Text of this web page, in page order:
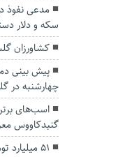
مدعی نفوذ
سکه و دلار
کشاورزان
چهارشنبه در
اسب‌های
گنبدکاووس
۵۱ میلیارد تومان زکات در گلستان جمع‌آوری شد